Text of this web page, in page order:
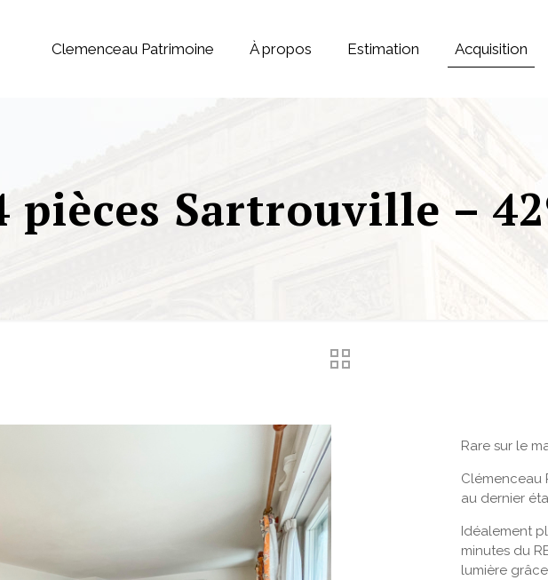
Clemenceau Patrimoine À propos Estimation Acquisition
pièces Sartrouville –
Rare sur le
Clémenceau
au dernier
Idéalement
minutes du
lumière